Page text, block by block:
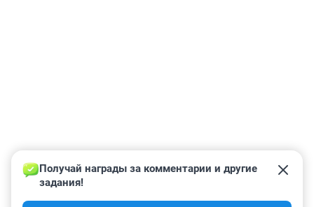
Получай награды за комментарии и другие
задания!